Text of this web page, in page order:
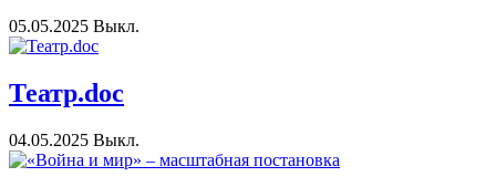
05.05.2025 Выкл.
Театр.doc
04.05.2025 Выкл.